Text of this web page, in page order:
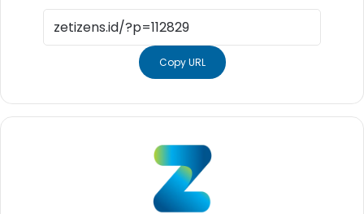
Copy URL